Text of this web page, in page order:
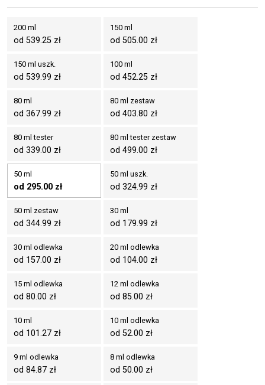
200 ml
od 539.25 zł
150 ml
od 505.00 zł
150 ml uszk.
od 539.99 zł
100 ml
od 452.25 zł
80 ml
od 367.99 zł
80 ml zestaw
od 403.80 zł
80 ml tester
od 339.00 zł
80 ml tester zestaw
od 499.00 zł
50 ml
od 295.00 zł
50 ml uszk.
od 324.99 zł
50 ml zestaw
od 344.99 zł
30 ml
od 179.99 zł
30 ml odlewka
od 157.00 zł
20 ml odlewka
od 104.00 zł
15 ml odlewka
od 80.00 zł
12 ml odlewka
od 85.00 zł
10 ml
od 101.27 zł
10 ml odlewka
od 52.00 zł
9 ml odlewka
od 84.87 zł
8 ml odlewka
od 50.00 zł